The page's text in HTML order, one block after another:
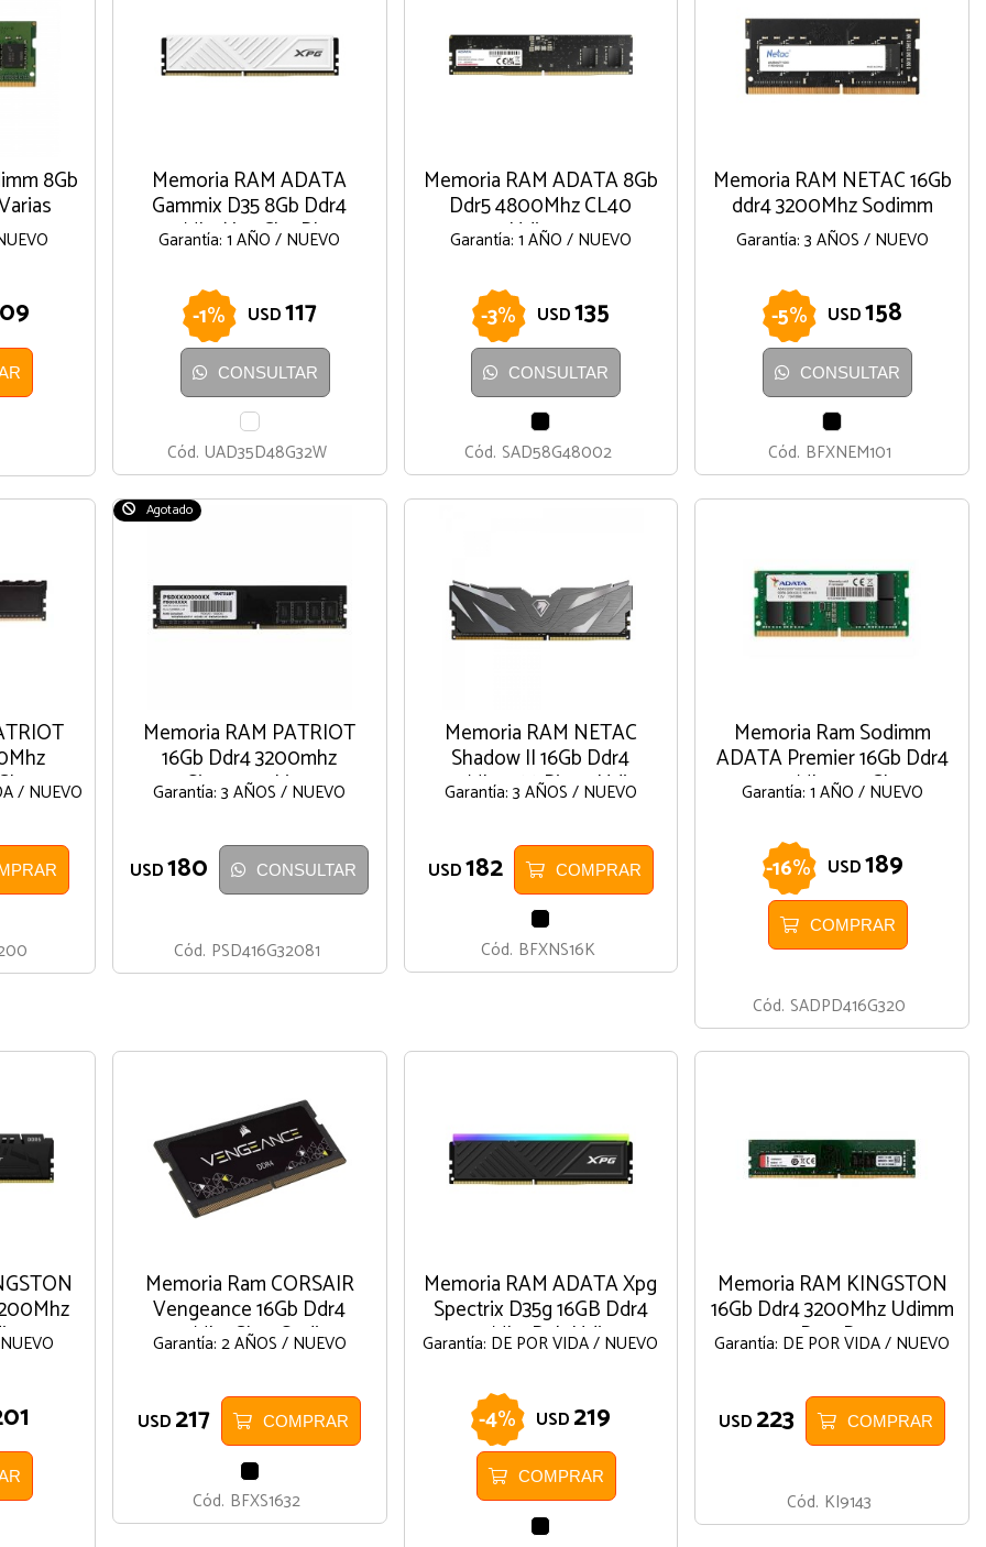
8Gb Memoria RAM ADATA
Gammix D35 8Gb Ddr4
3200Mhz Xpg Cl16 Blanco
Garantía: 1 AÑO / NUEVO
-1% USD117
CONSULTAR
Cód. UAD35D48G32W
Memoria RAM ADATA 8Gb
Ddr5 4800Mhz CL40
Udimm
Garantía: 1 AÑO / NUEVO
-3% USD135
CONSULTAR
Cód. SAD58G48002
Memoria RAM NETAC 16Gb
ddr4 3200Mhz Sodimm
Garantía: 3 AÑOS / NUEVO
-5% USD158
CONSULTAR
Cód. BFXNEM101
/ NUEVO
Agotado
Memoria RAM PATRIOT
16Gb Ddr4 3200mhz
Signature Line
Garantía: 3 AÑOS / NUEVO
USD180 CONSULTAR
Cód. PSD416G32081
Memoria RAM NETAC
Shadow II 16Gb Ddr4
3200Mhz 288 Pines Udimm
Negro
Garantía: 3 AÑOS / NUEVO
USD182 COMPRAR
Cód. BFXNS16K
Memoria Ram Sodimm
ADATA Premier 16Gb Ddr4
3200Mhz 1.2v CL22
Garantía: 1 AÑO / NUEVO
-16% USD189
COMPRAR
Cód. SADPD416G320
Memoria Ram CORSAIR
Vengeance 16Gb Ddr4
3200Mhz CL22 Sodimm
Garantía: 2 AÑOS / NUEVO
USD 217 COMPRAR
Cód. BFXS1632
Memoria RAM ADATA Xpg
Spectrix D35g 16GB Ddr4
3200Mhz Rgb Udimm
Garantía: DE POR VIDA / NUEVO
-4% USD 219
COMPRAR
Memoria RAM KINGSTON
16Gb Ddr4 3200Mhz Udimm
Para Pc
Garantía: DE POR VIDA / NUEVO
USD 223 COMPRAR
Cód. KI9143